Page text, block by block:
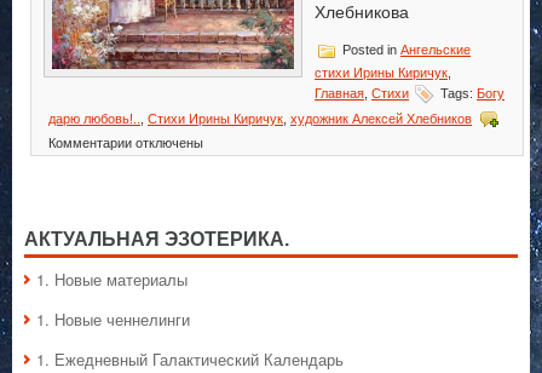
Хлебникова
Posted in Ангельские
стихи Ирины Киричук
Главная Стихи Tags: Богу
дарю любовь!..
Стихи Ирины Киричук художник Алексей Хлебников
Комментариик
записи
отключены
АКТУАЛЬНАЯ ЭЗОТЕРИКА.
1. Hовые материалы
1. Hовые ченнелинги
1. Ежедневный Галактический Календарь